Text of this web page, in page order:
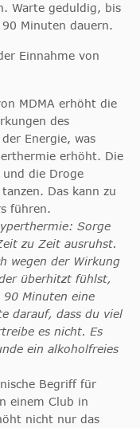
Warte geduldig, bis
Minuten dauern.
Einnahme von
MDMA erhöht die
des
Energie, was
erhöht. Die
und die Droge
Das kann zu
führen.
Sorge
zu Zeit ausruhst.
wegen der Wirkung
überhitzt fühlst,
Minuten eine
darauf, dass du viel
es nicht. Es
ein alkoholfreies
Begriff für
einem Club in
nicht nur das